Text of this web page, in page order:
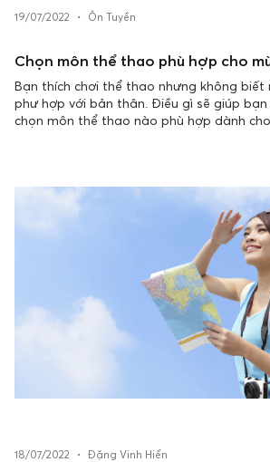
19/07/2022 • Ôn Tuyền
Chọn môn thể thao phù hợp cho
Bạn thích chơi thể thao nhưng không biết
phư hợp với bản thân. Điều gì sẽ giúp
chọn môn thể thao nào phù hợp dành
18/07/2022 • Đặng Vinh Hiển